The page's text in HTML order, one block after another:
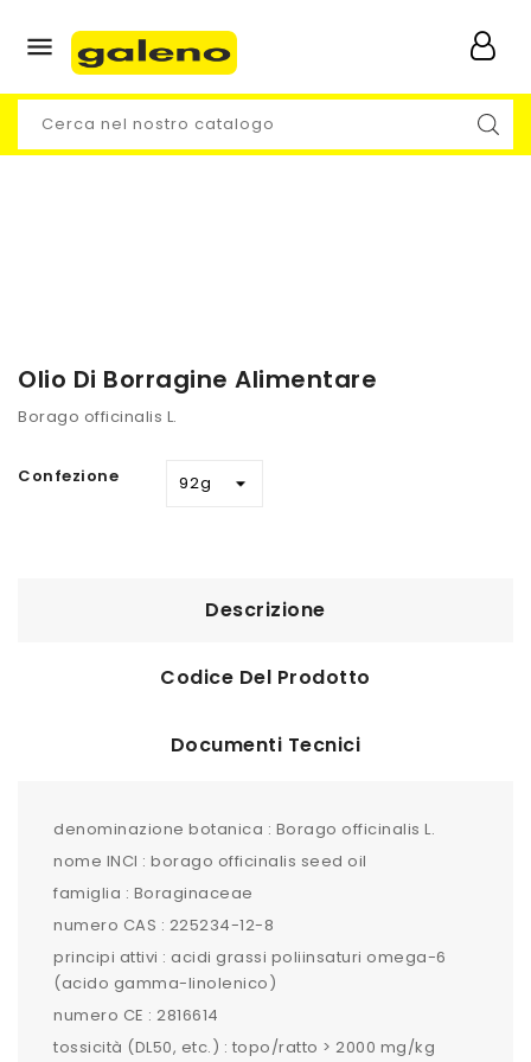

Olio Di Borragine Alimentare
Borago officinalis L.
Confezione
Descrizione
Codice Del Prodotto
Documenti Tecnici
denominazione botanica : Borago officinalis L.
nome INCI : borago officinalis seed oil
famiglia : Boraginaceae
numero CAS : 225234-12-8
principi attivi : acidi grassi poliinsaturi omega-6
(acido gamma-linolenico)
numero CE : 2816614
tossicità (DL50, etc.) : topo/ratto > 2000 mg/kg